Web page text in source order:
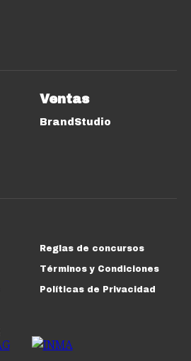
Ventas
BrandStudio
Reglas de concursos
Términos y Condiciones
Políticas de Privacidad